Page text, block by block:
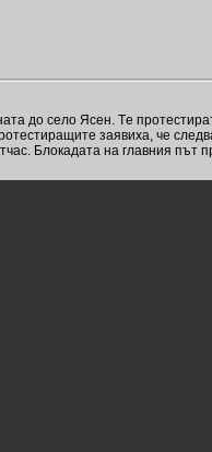
до село Ясен. Tе
заявиха, че
Блокадата на главния път